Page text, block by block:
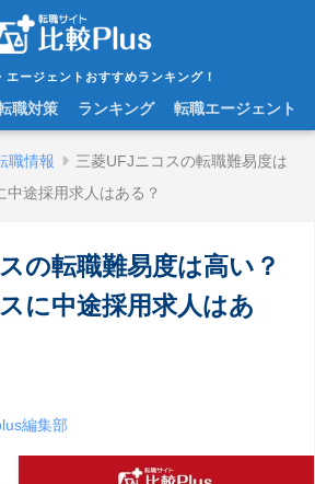
エージェントおすすめランキング！
職対策 ランキング 転職エージェント
職情報
三菱UFJニコスの転職難易度は
途採用求人はある？
の転職難易度は高い？
に中途採用求人はあ
編集部